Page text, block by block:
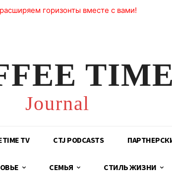
горизонты вместе с вами!
TIME
Journal
TV CTJ PODCASTS
СЕМЬЯ СТИЛЬ ЖИЗНИ